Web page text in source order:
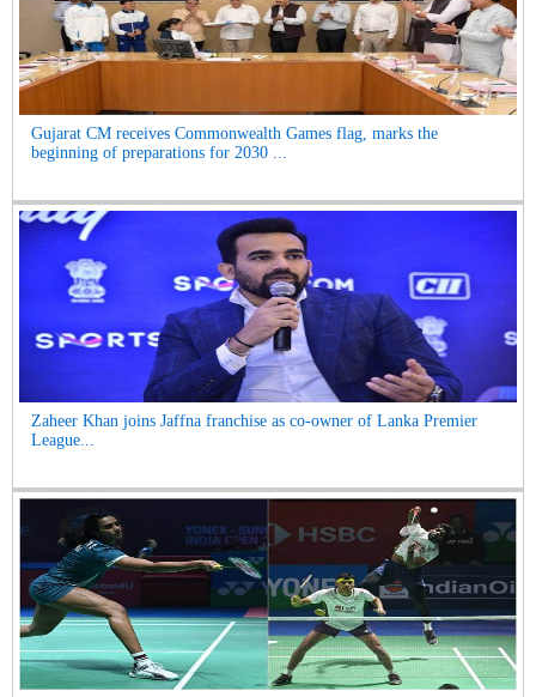
Gujarat CM receives Commonwealth Games flag, marks the
beginning of preparations for 2030 ...
Zaheer Khan joins Jaffna franchise as co-owner of Lanka Premier
League...